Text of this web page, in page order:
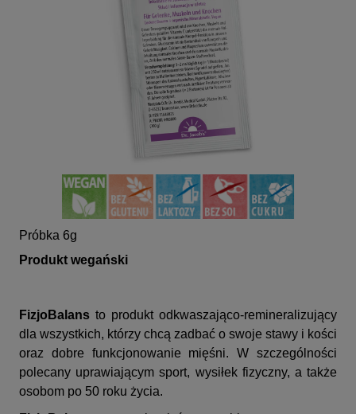
Próbka 6g
Produkt wegański
FizjoBalans to produkt odkwaszająco-remineralizujący
dla wszystkich, którzy chcą zadbać o swoje stawy i kości
oraz dobre funkcjonowanie mięśni. W szczególności
polecany uprawiającym sport, wysiłek fizyczny, a także
osobom po 50 roku życia.